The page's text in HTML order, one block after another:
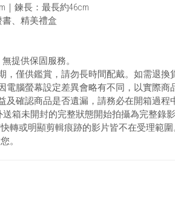
｜鍊長：最長約46cm
、精美禮盒
提供保固服務。
，僅供鑑賞，請勿長時間配戴。如需退換
電腦螢幕設定差異會略有不同，以實際商
及確認商品是否遺漏，請務必在開箱過
箱未開封的完整狀態開始拍攝為完整錄
轉或明顯剪輯痕跡的影片皆不在受理範
。